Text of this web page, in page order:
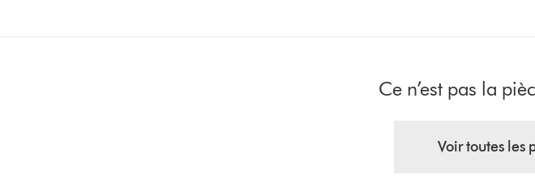
Ce n’est pas la
Voir toutes les